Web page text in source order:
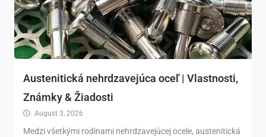
Austenitická nehrdzavejúca oceľ | Vlastnosti,
Známky & Žiadosti
August 3, 2026
Medzi všetkými rodinami nehrdzavejúcej ocele, austenitická